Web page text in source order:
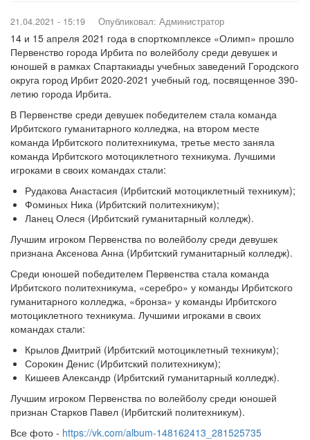
21.04.2021 - 15:19 Опубликовал: Администратор
14 и 15 апреля 2021 года в спорткомплексе «Олимп» прошло
Первенство города Ирбита по волейболу среди девушек и
юношей в рамках Спартакиады учебных заведений Городского
округа город Ирбит 2020-2021 учебный год, посвященное 390-
летию города Ирбита.
В Первенстве среди девушек победителем стала команда
Ирбитского гуманитарного колледжа, на втором месте
команда Ирбитского политехникума, третье место заняла
команда Ирбитского мотоциклетного техникума. Лучшими
игроками в своих командах стали:
Рудакова Анастасия (Ирбитский мотоциклетный техникум);
Фоминых Ника (Ирбитский политехникум);
Ланец Олеся (Ирбитский гуманитарный колледж).
Лучшим игроком Первенства по волейболу среди девушек
признана Аксенова Анна (Ирбитский гуманитарный колледж).
Среди юношей победителем Первенства стала команда
Ирбитского политехникума, «серебро» у команды Ирбитского
гуманитарного колледжа, «бронза» у команды Ирбитского
мотоциклетного техникума. Лучшими игроками в своих
командах стали:
Крылов Дмитрий (Ирбитский мотоциклетный техникум);
Сорокин Денис (Ирбитский политехникум);
Кишеев Александр (Ирбитский гуманитарный колледж).
Лучшим игроком Первенства по волейболу среди юношей
признан Старков Павел (Ирбитский политехникум).
Все фото - https://vk.com/album-148162413_281525735